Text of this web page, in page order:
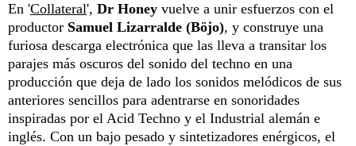
En 'Collateral', Dr Honey vuelve a unir esfuerzos con el
productor Samuel Lizarralde (Böjo), y construye una
furiosa descarga electrónica que las lleva a transitar los
parajes más oscuros del sonido del techno en una
producción que deja de lado los sonidos melódicos de sus
anteriores sencillos para adentrarse en sonoridades
inspiradas por el Acid Techno y el Industrial alemán e
inglés. Con un bajo pesado y sintetizadores enérgicos, el